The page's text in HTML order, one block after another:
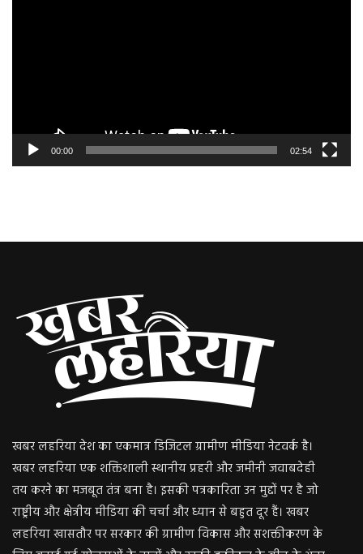
00:00 02:54
खबर लहरिया देश का एकमात्र डिजिटल ग्रामीण मीडिया नेटवर्क है।
खबर लहरिया एक शक्तिशाली स्थानीय प्रहरी और जमीनी जवाबदेही
तय करने का मजबूत तंत्र बना है। इसकी पत्रकारिता उन मुद्दों पर है जो
राष्ट्रीय और क्षेत्रीय मीडिया की चर्चा और ध्यान से बहुत दूर हैं। खबर
लहरिया खासतौर पर सरकार की ग्रामीण विकास और सशक्तीकरण के